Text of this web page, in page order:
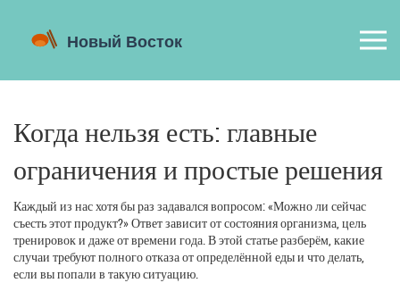
Когда нельзя есть: главные
ограничения и простые решения
Каждый из нас хотя бы раз задавался вопросом: «Можно ли сейчас
съесть этот продукт?» Ответ зависит от состояния организма, цель
тренировок и даже от времени года. В этой статье разберём, какие
случаи требуют полного отказа от определённой еды и что делать,
если вы попали в такую ситуацию.